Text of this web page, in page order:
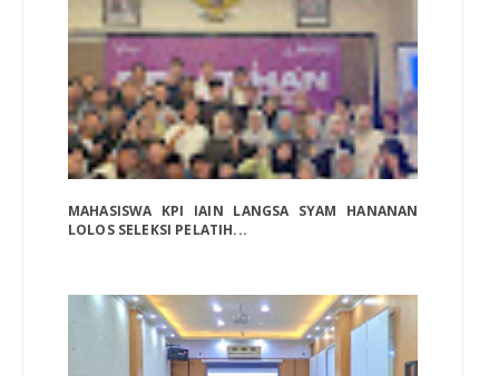
MAHASISWA KPI IAIN LANGSA SYAM HANANAN
LOLOS SELEKSI PELATIH...